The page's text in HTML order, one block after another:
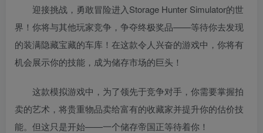
迎接挑战，勇敢冒险进入Storage Hunter Simulator的世
界！你将与其他玩家竞争，争夺终极奖品——等待你去发现
的装满隐藏宝藏的车库！在这款令人兴奋的游戏中，你将有
机会展示你的技能，成为储存市场的巨头！
这款模拟游戏中，为了领先于竞争对手，你需要掌握拍
卖的艺术，将贵重物品卖给富有的收藏家并提升你的估价技
能。但这只是开始——一个储存帝国正等待着你！